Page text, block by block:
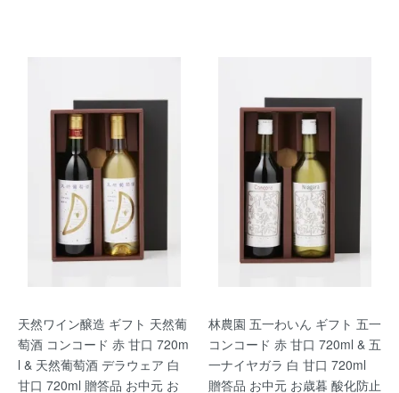
天然ワイン醸造 ギフト 天然葡
萄酒 コンコード 赤 甘口 720m
l & 天然葡萄酒 デラウェア 白
甘口 720ml 贈答品 お中元 お
林農園 五一わいん ギフト 五一
コンコード 赤 甘口 720ml & 五
一ナイヤガラ 白 甘口 720ml
贈答品 お中元 お歳暮 酸化防止